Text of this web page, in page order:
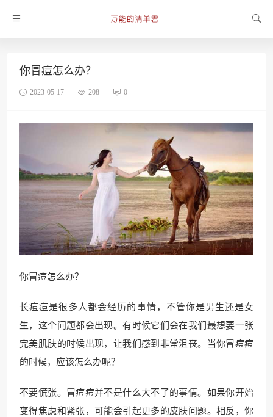
你冒痘怎么办？
2023-05-17 208 0
你冒痘怎么办？
长痘痘是很多人都会经历的事情，不管你是男生还是女
生，这个问题都会出现。有时候它们会在我们最想要一张
完美肌肤的时候出现，让我们感到非常沮丧。当你冒痘痘
的时候，应该怎么办呢？
不要慌张。冒痘痘并不是什么大不了的事情。如果你开始
变得焦虑和紧张，可能会引起更多的皮肤问题。相反，你